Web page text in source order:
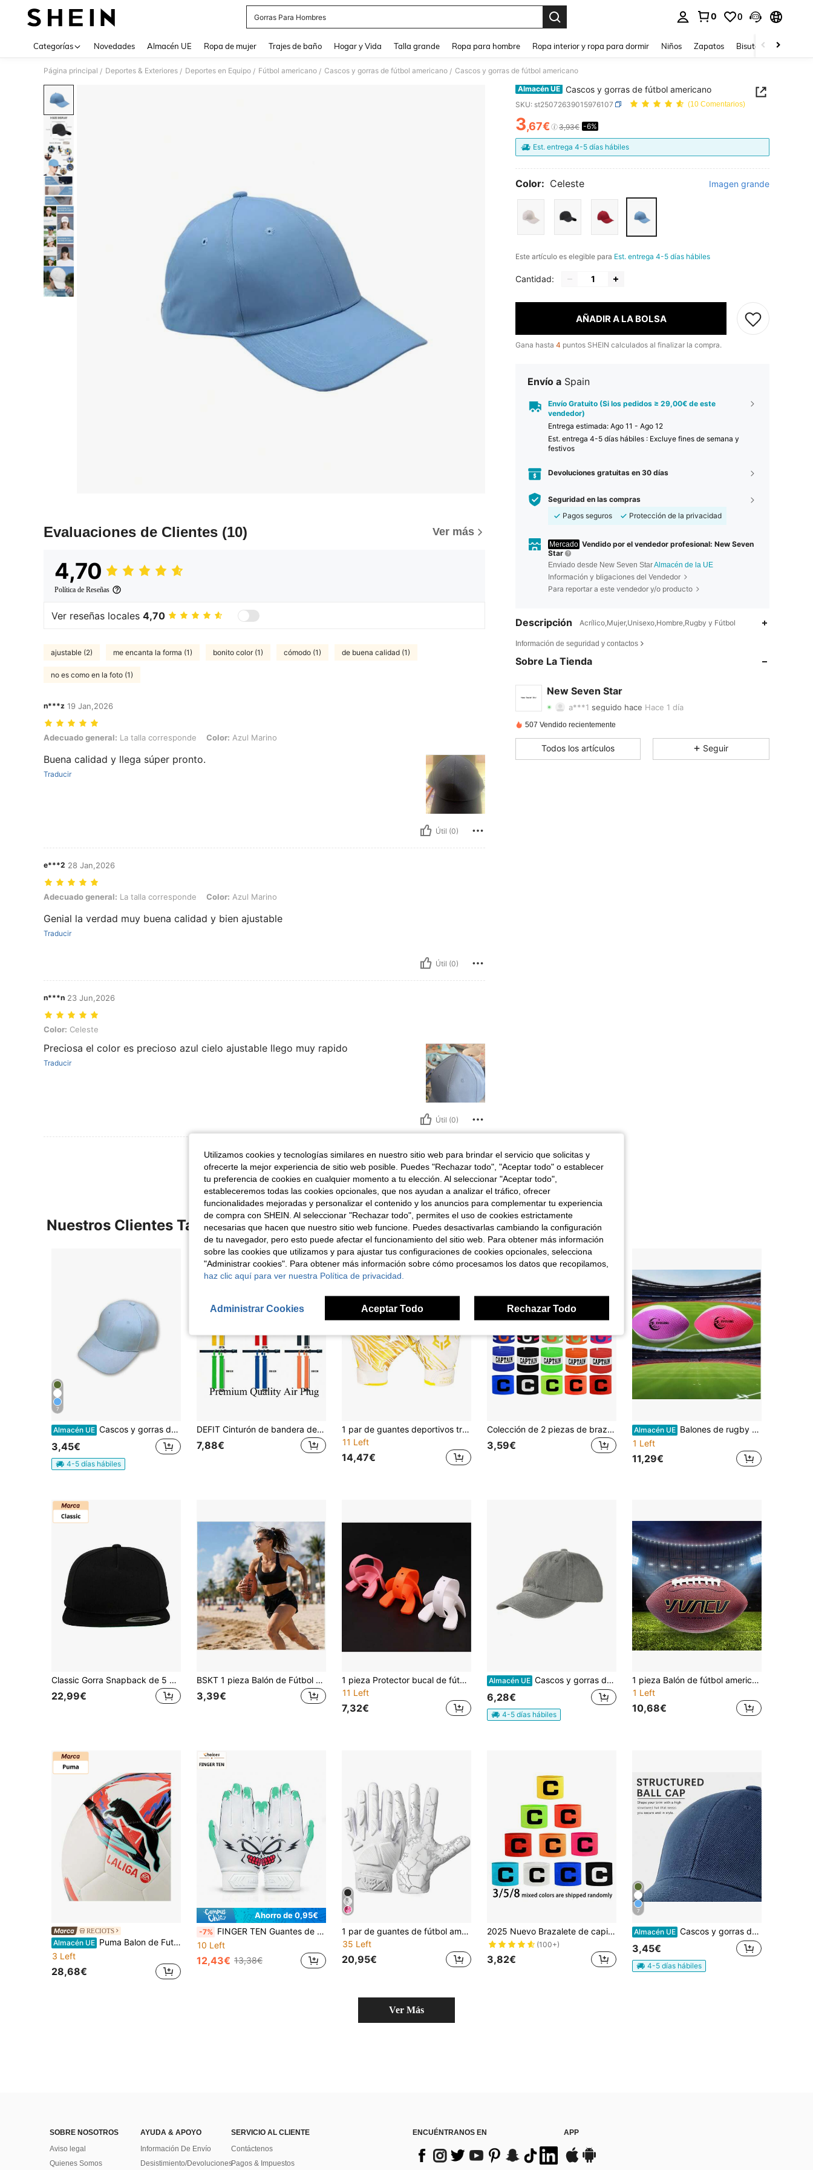
Gorras Para Hombres
0 0
Categorías Novedades Almacén UE Ropa de mujer Trajes de baño Hogar y Vida Talla grande Ropa para hombre Ropa interior y ropa para dormir Niños Zapatos Bisutería Y
Página principal / Deportes & Exteriores / Deportes en Equipo / Fútbol americano / Cascos y gorras de fútbol americano / Cascos y gorras de fútbol americano
Evaluaciones de Clientes (10) Ver más
4,70
Política de Reseñas
Ver reseñas locales 4,70
ajustable (2) me encanta la forma (1) bonito color (1) cómodo (1) de buena calidad (1)
no es como en la foto (1)
n***z 19 Jan,2026
Adecuado general: La talla corresponde, Color: Azul Marino
Adecuado general: La talla corresponde Color: Azul Marino
Buena calidad y llega súper pronto.
Traducir
Útil (0)
e***2 28 Jan,2026
Adecuado general: La talla corresponde, Color: Azul Marino
Adecuado general: La talla corresponde Color: Azul Marino
Genial la verdad muy buena calidad y bien ajustable
Traducir
Útil (0)
n***n 23 Jun,2026
Color: Celeste
Color: Celeste
Preciosa el color es precioso azul cielo ajustable llego muy rapido
Traducir
Útil (0)
Ver Más Reseñas
Almacén UE Cascos y gorras de fútbol americano
SKU: st25072639015976107 (10 Comentarios)
PRICE AND AVAILABILITY
3,67€ 3,93€ -6%
Est. entrega 4-5 días hábiles
Color: Celeste Imagen grande
Este artículo es elegible para Est. entrega 4-5 días hábiles
Cantidad:
AÑADIR A LA BOLSA
Gana hasta 4 puntos SHEIN calculados al finalizar la compra.
Envío a Spain
Envío Gratuito (Si los pedidos ≥ 29,00€ de este
vendedor)
Entrega estimada: Ago 11 - Ago 12
Est. entrega 4-5 días hábiles : Excluye fines de semana y
festivos
Devoluciones gratuitas en 30 días
Seguridad en las compras
Pagos seguros
Protección de la privacidad
Mercado Vendido por el vendedor profesional: New Seven
Star
Enviado desde New Seven StarAlmacén de la UE
Información y bligaciones del Vendedor
Para reportar a este vendedor y/o producto
Descripción Acrílico,Mujer,Unisexo,Hombre,Rugby y Fútbol
Información de seguridad y contactos
Sobre La Tienda
New Seven Star
4,82
4,82 178
a***1 seguido hace Hace 1 día
4,82
507 Vendido recientemente
Todos los artículos Seguir
Nuestros Clientes También Vieron
7
Almacén UE Cascos y gorras de fútbol americano
3,45€
4-5 días hábiles
DEFIT Cinturón de bandera de fútbol americano, cinta de PVC, cinturón de bandera de captura de juego de remoción de bandera para jóvenes
7,88€
1 par de guantes deportivos transpirables y cómodos, unisex, con costuras delicadas, adecuados para béisbol, baloncesto, fútbol, rugby y otros deportes | Guantes deportivos de moda | Guantes antideslizantes de silicona
11 Left
14,47€
Colección de 2 piezas de brazaletes de capitán - Múltiples estilos y colores, brazaletes elásticos adecuados para juegos en equipo, aplicables a fútbol/voleibol/baloncesto/rugby y talla grande deportes
3,59€
Almacén UE Balones de rugby de talla 6 y 9, adecuados para entrenamiento deportivo, juegos al aire libre, entretenimiento familiar, adultos, entrenamiento de equipo, práctica para principiantes, campos deportivos, entusiastas del deporte y para aportar vitalidad a la cooperación del equipo
1 Left
11,29€
Classic Gorra Snapback de 5 paneles (Negro)
22,99€
BSKT 1 pieza Balón de Fútbol Americano Profesional, Balón de Entrenamiento & Juego para Adultos & Jóvenes, Equipo Deportivo para Actividades de Equipo al Aire Libre, Regalo de Navidad, Halloween, Acción de Gracias, Pascua, Año Nuevo, Día de San Valentín
3,39€
1 pieza Protector bucal de fútbol americano con cordón, protector dental deportivo, pieza bucal de doble capa con absorción de impactos para deportes intensos
11 Left
7,32€
Almacén UE Cascos y gorras de fútbol americano
6,28€
4-5 días hábiles
1 pieza Balón de fútbol americano estándar para entrenamiento al aire juego recreativo con tamaño oficial estándar 9, 6, 3 de rugby.
1 Left
10,68€
RECIOTS
Almacén UE Puma Balon de Futbol 084287-01 para hombre y mujer en color Multicolor
3 Left
28,68€
Ahorro de 0,95€
-7% FINGER TEN Guantes de receptor para jóvenes, guantes de fútbol con palma antideslizante y súper agarre, adecuados para niños y niñas, transpirables, ideales para entrenamiento y regalo deportivo
10 Left
12,43€ 13,38€
1 par de guantes de fútbol americano acolchados, guantes de receptor con amortiguación suave y adherente, guantes de linebacker de fútbol americano para un mejor agarre
35 Left
20,95€
2025 Nuevo Brazalete de capitán de equipo de 3/5/8 piezas en colores mixtos, material de nailon, alta elasticidad sin apriete, indicación de posición precisa, adecuado para entrenamiento y partido, tu mejor compañero deportivo de fútbol
(100+)
3,82€
7
Almacén UE Cascos y gorras de fútbol americano
3,45€
4-5 días hábiles
Ver Más
SOBRE NOSOTROS
Aviso legal
Quienes Somos
AYUDA & APOYO
Información De Envío
Desistimiento/Devoluciones
SERVICIO AL CLIENTE
Contáctenos
Pagos & Impuestos
ENCUÉNTRANOS EN APP
Utilizamos cookies y tecnologías similares en nuestro sitio web para brindar el servicio que solicitas y
ofrecerte la mejor experiencia de sitio web posible. Puedes "Rechazar todo", "Aceptar todo" o establecer
tu preferencia de cookies en cualquier momento a tu elección. Al seleccionar "Aceptar todo",
estableceremos todas las cookies opcionales, que nos ayudan a analizar el tráfico, ofrecer
funcionalidades mejoradas y personalizar el contenido y los anuncios para complementar tu experiencia
de compra con SHEIN. Al seleccionar "Rechazar todo", permites el uso de cookies estrictamente
necesarias que hacen que nuestro sitio web funcione. Puedes desactivarlas cambiando la configuración
de tu navegador, pero esto puede afectar el funcionamiento del sitio web. Para obtener más información
sobre las cookies que utilizamos y para ajustar tus configuraciones de cookies opcionales, selecciona
"Administrar cookies". Para obtener más información sobre cómo procesamos los datos que recopilamos,
haz clic aquí para ver nuestra Política de privacidad.
Administrar Cookies Aceptar Todo Rechazar Todo